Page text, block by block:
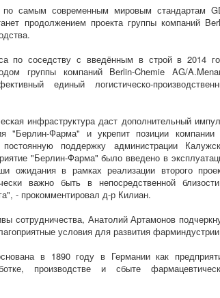
по самым современным мировым стандартам
продолжением проекта группы компаний
по соседству с введённым в строй в 2014
группы компаний Berlin-Chemie AG/
единый логистическо-
инфраструктура даст дополнительный
"Берлин-Фарма" и укрепит позиции компании
поддержку администрации
"Берлин-Фарма" было введено в
ожидания в рамках реализации второго
важно быть в непосредственной
- прокомментировал д-р Килиан.
сотрудничества, Анатолий Артамонов
условия для развития
в 1890 году в Германии как
производстве и сбыте